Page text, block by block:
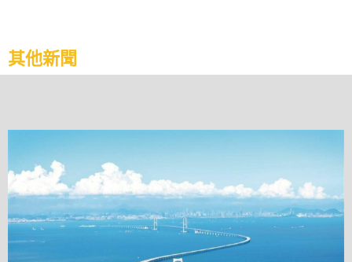
其他新聞